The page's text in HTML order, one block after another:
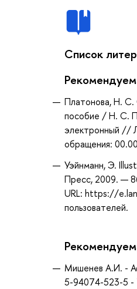
Список
Платонова, Н. С.
пособие / Н. С.
электронный //
обращения:
Уэйнманн, Э.
Пресс, 2009. —
URL: https://
пользователей.
Мишенев А.И. -
5-94074-523-5